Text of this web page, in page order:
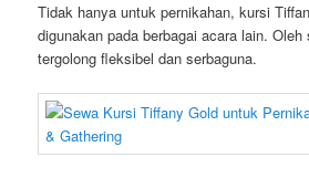
Tidak hanya untuk pernikahan, kursi
digunakan pada berbagai acara lain.
tergolong fleksibel dan serbaguna.